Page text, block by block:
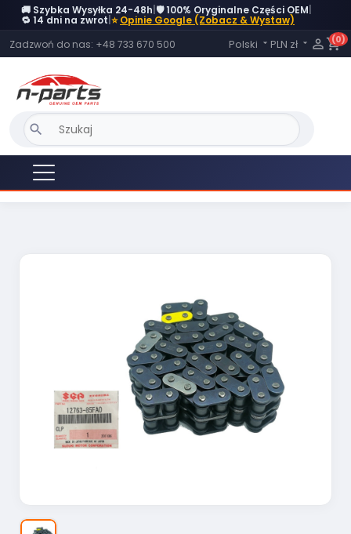
🚚 Szybka Wysyłka 24-48h 🛡️ 100% Oryginalne Części OEM
🔁 14 dni na zwrot ⭐Opinie Google (Zobacz & Wystaw)
Zadzwoń do nas: +48 733 670 500 Język:
Polski  PLN zł   shopping_cart
(0)
search